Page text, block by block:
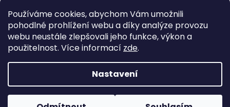
Používáme cookies, abychom Vám umožnili
pohodlné prohlížení webu a díky analýze provozu
webu neustále zlepšovali jeho funkce, výkon a
použitelnost. Více informací zde.
Nastavení
Copyright 2026babos-sports. Všechna práva